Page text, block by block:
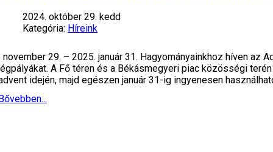
2024. október 29. kedd
Kategória: Híreink
29. – 2025. január 31. Hagyományainkhoz híven az
A Fő téren és a Békásmegyeri piac közösségi
idején, majd egészen január 31-ig ingyenesen